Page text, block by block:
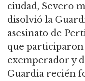
ciudad, Severo
disolvió la
asesinato de
que
exemperador y
Guardia recién